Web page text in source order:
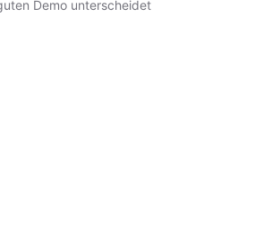
Demo unterscheidet